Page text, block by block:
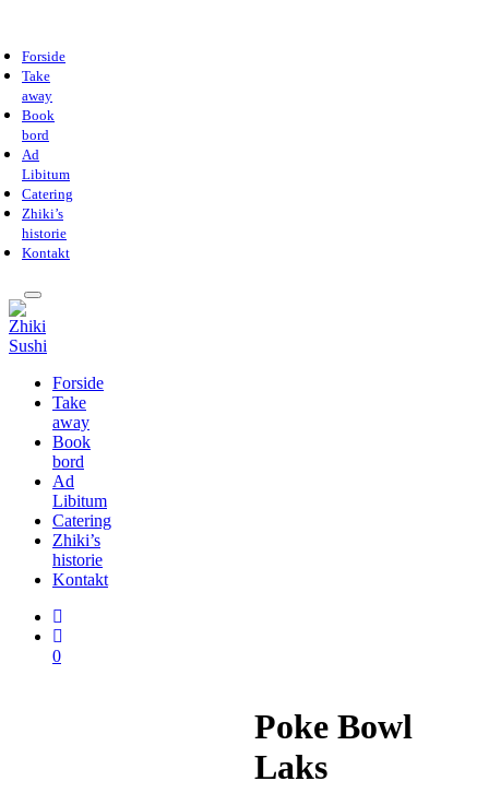
Forside
Take
away
Book
bord
Ad
Libitum
Catering
Zhiki’s
historie
Kontakt
Forside
Take
away
Book
bord
Ad
Libitum
Catering
Zhiki’s
historie
Kontakt
0
Poke Bowl
Laks